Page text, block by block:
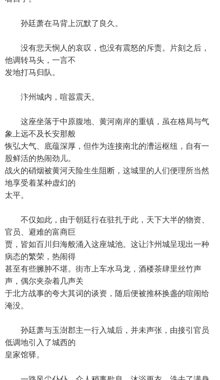
孙廷萧在马背上沉默了良久。
没有悲天悯人的哀叹，也没有震怒的斥责。片刻之后，
他调转马头，一言不
发地打马归队。
汴州城内，喧嚣震天。
这座坐落于中原腹地、黄河南岸的重镇，虽在格局与气
象上远不及长安那般
恢弘大气、底蕴深厚，但作为连接南北的漕运枢纽，自有一
股鲜活的热闹劲儿。
战火的硝烟被黄河天险生生阻断，这城里的人们便理所当然
地享受着某种虚幻的
太平。
不仅如此，由于朝廷行在驻扎于此，天下大半的物资、
官员、避难的富商巨
贾，皆如百川归海般涌入这座城池。这让汴州城呈现出一种
病态的繁荣，热闹得
甚至有些臃肿不堪。街市上车水马龙，酒楼茶肆里丝竹声
声，偶尔夹杂着几声关
于北方战事的夸大其词的谈资，随后便被推杯换盏的喧闹给
淹没。
孙廷萧与玉澍郡主一行入城后，并未声张，由接引官员
低调地引入了城西的
皇家馆驿。